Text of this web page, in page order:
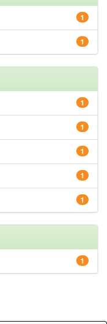
1
1
1
1
1
1
1
1